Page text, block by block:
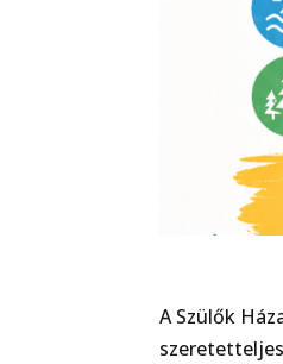
A Szülők